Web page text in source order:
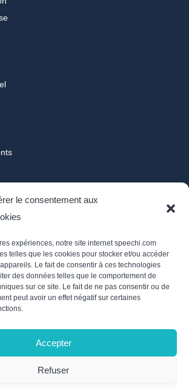
le consentement aux
expériences, notre site internet speechi.com
telles que les cookies pour stocker et/ou accéder
Le fait de consentir à ces technologies
des données telles que le comportement de
sur ce site. Le fait de ne pas consentir ou de
peut avoir un effet négatif sur certaines
Accepter
Refuser
?
à notre newsletter et soyez au courant de